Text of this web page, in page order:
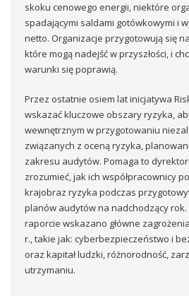
skoku cenowego energii, niektóre
spadającymi saldami gotówkowymi i
netto. Organizacje przygotowują się
które mogą nadejść w przyszłości, i
warunki się poprawią.
Przez ostatnie osiem lat inicjatywa
wskazać kluczowe obszary ryzyka,
wewnętrznym w przygotowaniu
związanych z oceną ryzyka,
zakresu audytów. Pomaga to
zrozumieć, jak ich współpracownicy
krajobraz ryzyka podczas
planów audytów na nadchodzący rok.
raporcie wskazano główne
r., takie jak: cyberbezpieczeństwo i
oraz kapitał ludzki, różnorodność,
utrzymaniu.